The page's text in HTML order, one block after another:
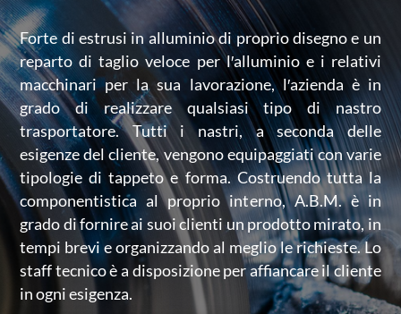
Forte di estrusi in alluminio di proprio disegno e un
reparto di taglio veloce per l′alluminio e i relativi
macchinari per la sua lavorazione, l′azienda è in
grado di realizzare qualsiasi tipo di nastro
trasportatore. Tutti i nastri, a seconda delle
esigenze del cliente, vengono equipaggiati con varie
tipologie di tappeto e forma. Costruendo tutta la
componentistica al proprio interno, A.B.M. è in
grado di fornire ai suoi clienti un prodotto mirato, in
tempi brevi e organizzando al meglio le richieste. Lo
staff tecnico è a disposizione per affiancare il cliente
in ogni esigenza.